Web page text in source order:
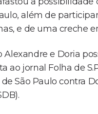
além de
e de uma creche
e Doria
ao jornal Folha de
São Paulo contra